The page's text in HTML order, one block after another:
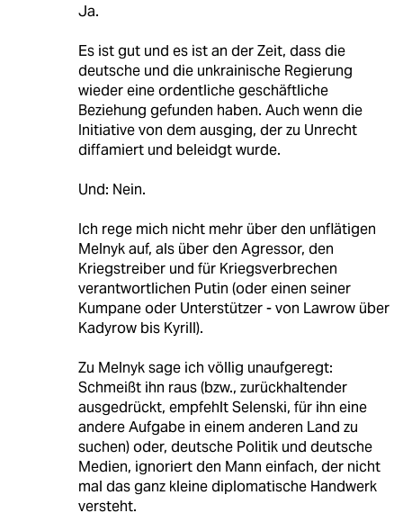
Ja.
Es ist gut und es ist an der Zeit, dass die
deutsche und die unkrainische Regierung
wieder eine ordentliche geschäftliche
Beziehung gefunden haben. Auch wenn die
Initiative von dem ausging, der zu Unrecht
diffamiert und beleidgt wurde.
Und: Nein.
Ich rege mich nicht mehr über den unflätigen
Melnyk auf, als über den Agressor, den
Kriegstreiber und für Kriegsverbrechen
verantwortlichen Putin (oder einen seiner
Kumpane oder Unterstützer - von Lawrow über
Kadyrow bis Kyrill).
Zu Melnyk sage ich völlig unaufgeregt:
Schmeißt ihn raus (bzw., zurückhaltender
ausgedrückt, empfehlt Selenski, für ihn eine
andere Aufgabe in einem anderen Land zu
suchen) oder, deutsche Politik und deutsche
Medien, ignoriert den Mann einfach, der nicht
mal das ganz kleine diplomatische Handwerk
versteht.